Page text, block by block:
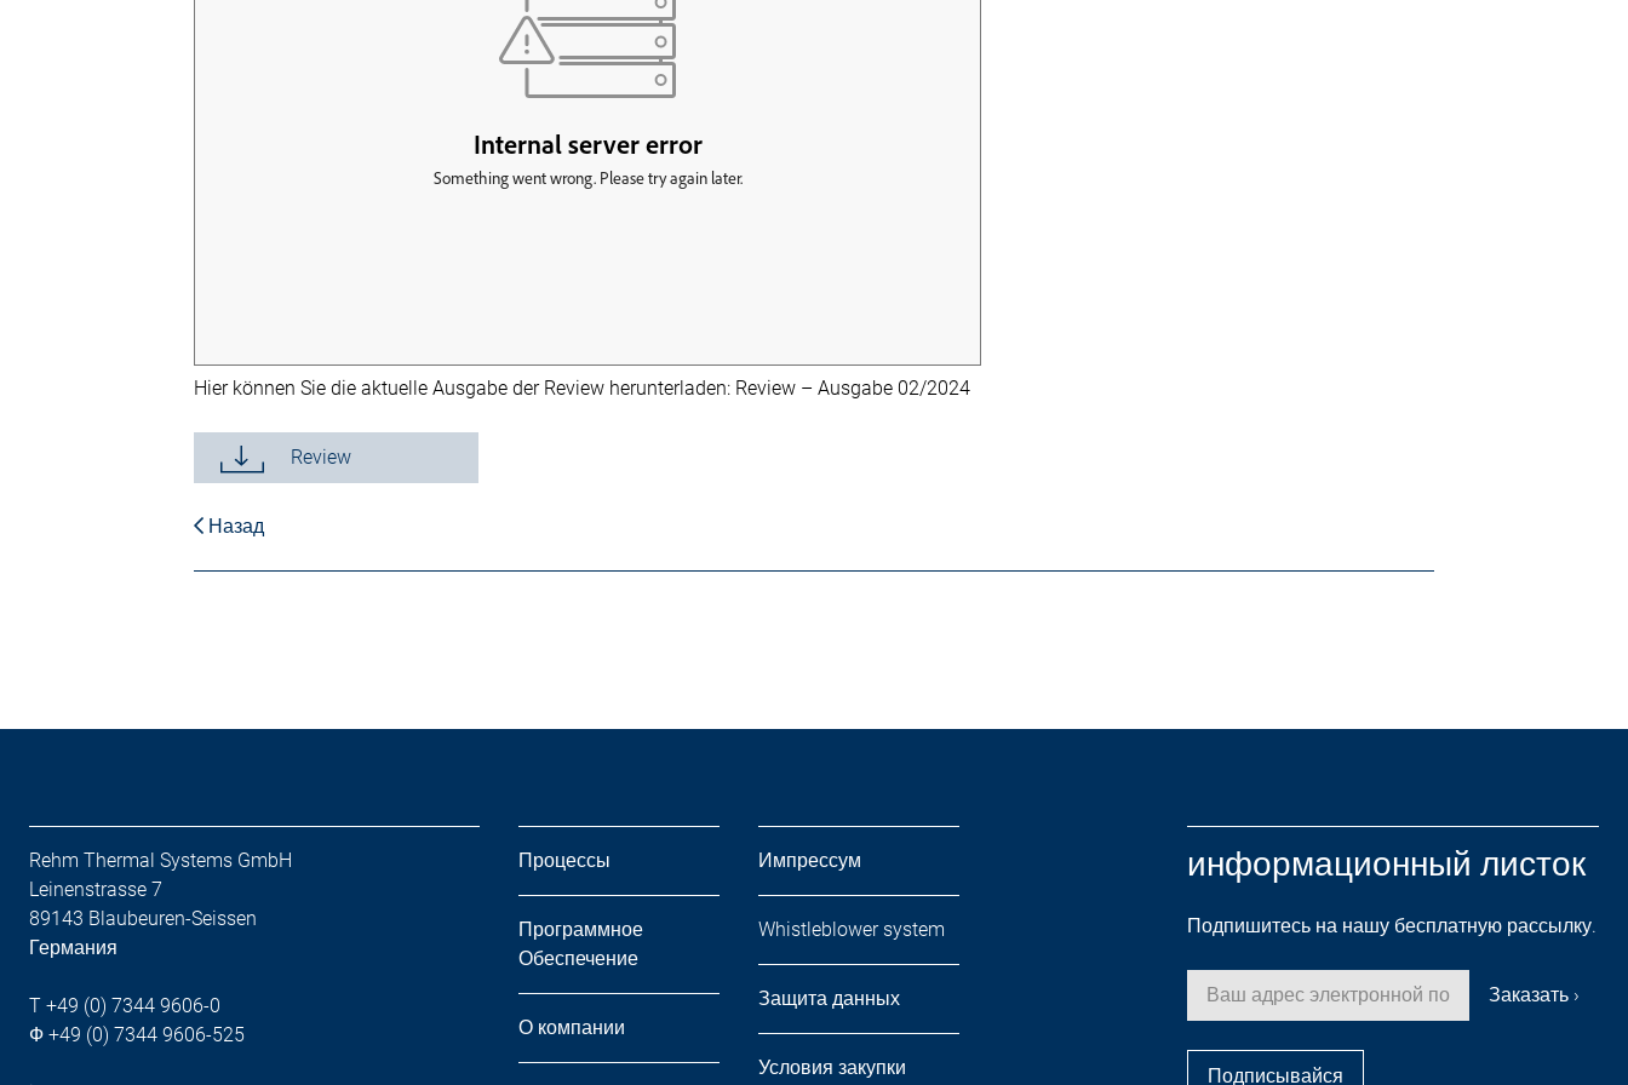
Hier können Sie die aktuelle Ausgabe der Review herunterladen: Review – Ausgabe 02/2024
Review
Назад
Rehm Thermal Systems GmbH
Leinenstrasse 7
89143 Blaubeuren-Seissen
Германия
T +49 (0) 7344 9606-0
Ф +49 (0) 7344 9606-525
Процессы
Программное
Обеспечение
О компании
Импрессум
Whistleblower system
Защита данных
Условия закупки
информационный листок
Подпишитесь на нашу бесплатную рассылку.
Подписывайся